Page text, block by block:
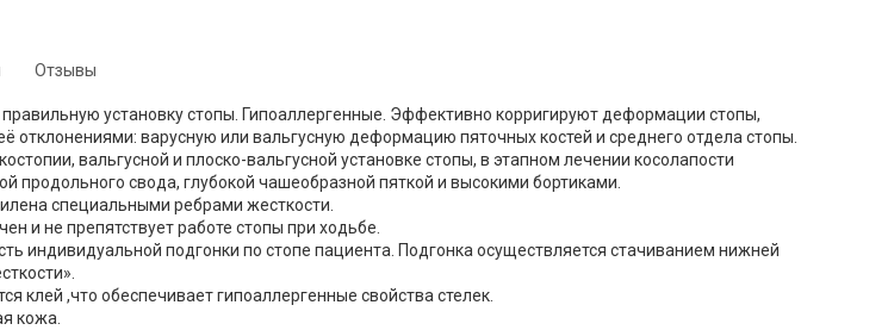
установку стопы. Гипоаллергенные. Эффективно корригируют деформации стопы,
варусную или вальгусную деформацию пяточных костей и среднего отдела стопы.
вальгусной и плоско-вальгусной установке стопы, в этапном лечении косолапости
продольного свода, глубокой чашеобразной пяткой и высокими бортиками.
специальными ребрами жесткости.
и не препятствует работе стопы при ходьбе.
индивидуальной подгонки по стопе пациента. Подгонка осуществляется стачиванием нижней
клей ,что обеспечивает гипоаллергенные свойства стелек.
кожа.
Отзывы